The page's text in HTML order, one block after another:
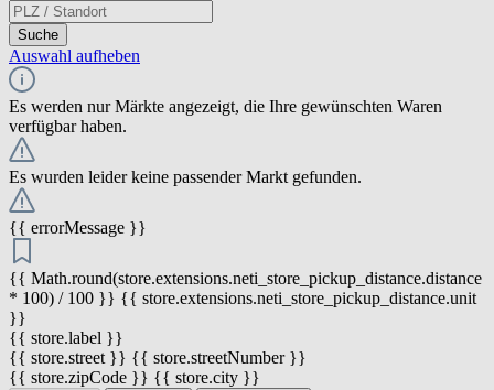
Suche
Auswahl aufheben
Es werden nur Märkte angezeigt, die Ihre gewünschten Waren
verfügbar haben.
Es wurden leider keine passender Markt gefunden.
{{ errorMessage }}
{{ Math.round(store.extensions.neti_store_pickup_distance.distance
* 100) / 100 }} {{ store.extensions.neti_store_pickup_distance.unit
}}
{{ store.label }}
{{ store.street }} {{ store.streetNumber }}
{{ store.zipCode }} {{ store.city }}